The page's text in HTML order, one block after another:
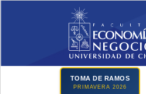
TOMA DE RAMOS
PRIMAVERA 2026